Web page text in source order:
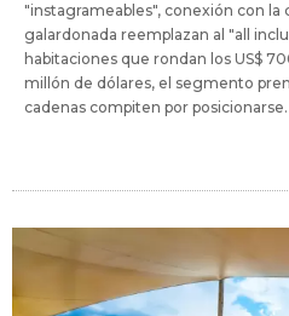
"instagrameables", conexión con
galardonada reemplazan al "all
habitaciones que rondan los US$
millón de dólares, el segmento
cadenas compiten por posicionarse.